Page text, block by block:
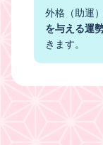
外格（助運
を与える運
きます。